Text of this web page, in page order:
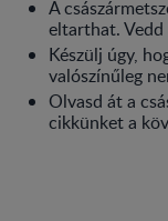
A
eltarthat.
Készülj úgy,
valószínűleg
Olvasd át a
cikkünket a